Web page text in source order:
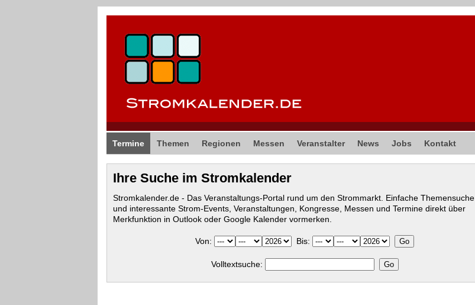
Termine Themen Regionen Messen Veranstalter News Jobs Kontakt
Ihre Suche im Stromkalender
Stromkalender.de - Das Veranstaltungs-Portal rund um den Strommarkt. Einfache Themensuche
und interessante Strom-Events, Veranstaltungen, Kongresse, Messen und Termine direkt über
Merkfunktion in Outlook oder Google Kalender vormerken.
Von: Bis:
Volltextsuche: